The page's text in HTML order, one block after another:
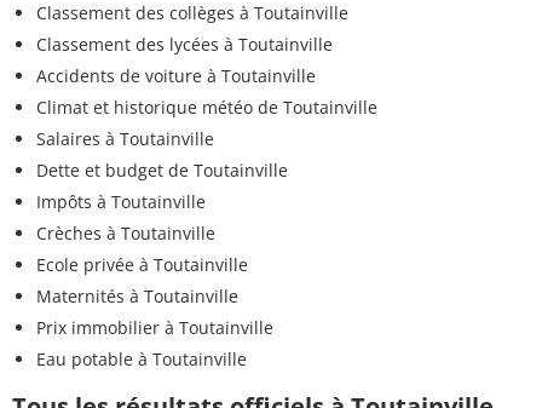
Classement des collèges à Toutainville
Classement des lycées à Toutainville
Accidents de voiture à Toutainville
Climat et historique météo de Toutainville
Salaires à Toutainville
Dette et budget de Toutainville
Impôts à Toutainville
Crèches à Toutainville
Ecole privée à Toutainville
Maternités à Toutainville
Prix immobilier à Toutainville
Eau potable à Toutainville